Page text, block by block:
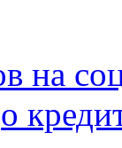
на
о